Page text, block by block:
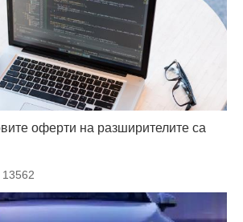
оферти на разширителите са
13562